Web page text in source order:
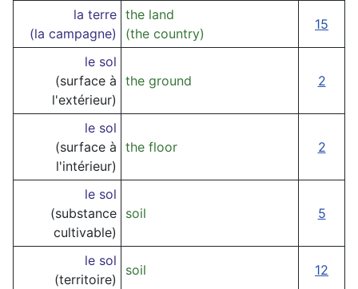
la terre
(la campagne)
the land
(the country)
15
le sol
(surface à
l'extérieur)
the ground 2
le sol
(surface à
l'intérieur)
the floor 2
le sol
(substance
cultivable)
soil 5
le sol
(territoire)
soil 12